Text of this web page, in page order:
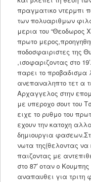
πραγματικο ντερμπι
των πολυαριθμων
μερια του “Θεοδωρος
πρωτο
ποδοσφαιριστες της
,ισοφαριζοντας στο
παρει το προβαδισμα
ανεπαναληπτο τετ α
Αρχαγγελος στην
με υπεροχο σουτ του
ειχε το ρυθμο του
εχουν την κατοχη
δημιουργια
νωτα της(θελοντας να
παιζοντας με
στο 87′ οταν ο
αναπαυθει για τριτη